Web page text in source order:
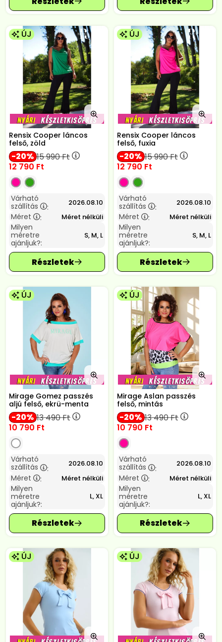
ÚJ
Rensix Cooper láncos
felső, zöld
20 15 990Ft
12 790 Ft
Várható
szállítás
: 2026.08.10
Méret : Méret nélküli
Milyen
méretre
ajánljuk?:
S, M, L
ÚJ
Rensix Cooper láncos
felső, fuxia
20 15 990Ft
12 790 Ft
Várható
szállítás
: 2026.08.10
Méret : Méret nélküli
Milyen
méretre
ajánljuk?:
S, M, L
ÚJ
Mirage Gomez passzés
aljú felső, ekrü-menta
20 13 490Ft
10 790 Ft
Várható
szállítás
: 2026.08.10
Méret : Méret nélküli
Milyen
méretre
ajánljuk?:
L, XL
ÚJ
Mirage Aslan passzés
felső, mintás
20 13 490Ft
10 790 Ft
Várható
szállítás
: 2026.08.10
Méret : Méret nélküli
Milyen
méretre
ajánljuk?:
L, XL
ÚJ ÚJ